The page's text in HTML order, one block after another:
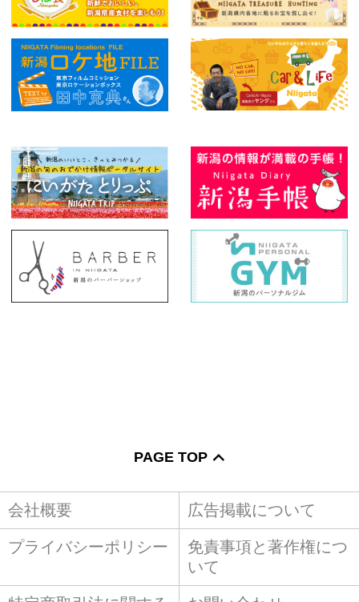
PAGE TOP
会社概要 広告掲載について
プライバシーポリシー
免責事項と著作権につ
いて